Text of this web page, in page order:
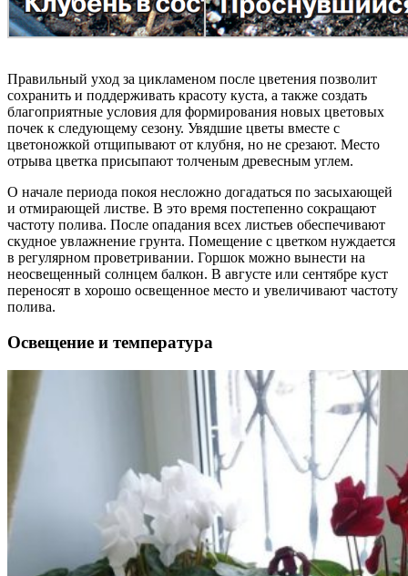
Правильный уход за цикламеном после цветения позволит
сохранить и поддерживать красоту куста, а также создать
благоприятные условия для формирования новых цветовых
почек к следующему сезону. Увядшие цветы вместе с
цветоножкой отщипывают от клубня, но не срезают. Место
отрыва цветка присыпают толченым древесным углем.
О начале периода покоя несложно догадаться по засыхающей
и отмирающей листве. В это время постепенно сокращают
частоту полива. После опадания всех листьев обеспечивают
скудное увлажнение грунта. Помещение с цветком нуждается
в регулярном проветривании. Горшок можно вынести на
неосвещенный солнцем балкон. В августе или сентябре куст
переносят в хорошо освещенное место и увеличивают частоту
полива.
Освещение и температура